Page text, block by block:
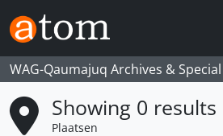
Skip to main content
WAG-Qaumajuq Archives &
Showing 0 results
Plaatsen